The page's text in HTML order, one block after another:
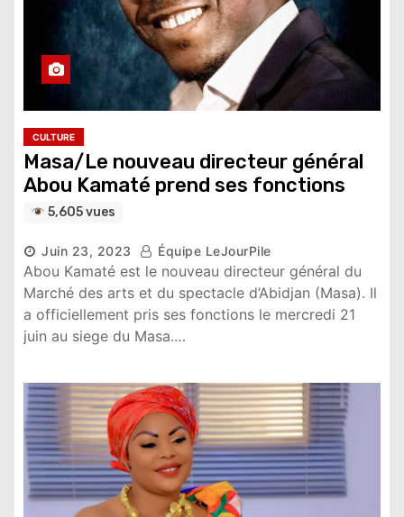
CULTURE
Masa/Le nouveau directeur général
Abou Kamaté prend ses fonctions
5,605 vues
Juin 23, 2023 Équipe LeJourPile
Abou Kamaté est le nouveau directeur général du
Marché des arts et du spectacle d’Abidjan (Masa). Il
a officiellement pris ses fonctions le mercredi 21
juin au siege du Masa.…